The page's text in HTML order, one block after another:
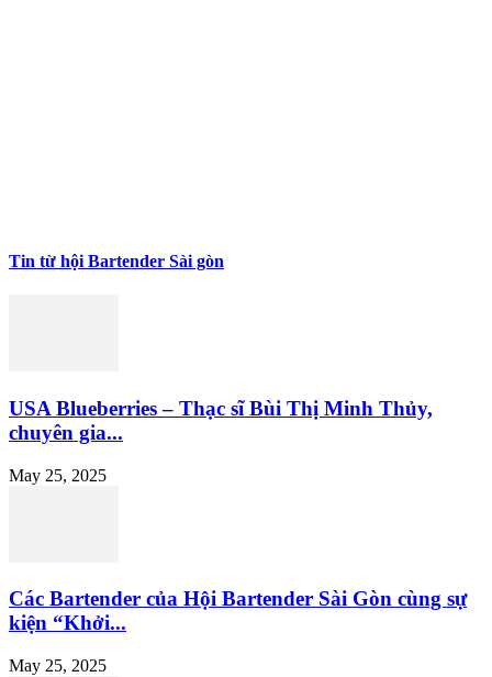
Tin từ hội Bartender Sài gòn
USA Blueberries – Thạc sĩ Bùi Thị Minh Thủy,
chuyên gia...
May 25, 2025
Các Bartender của Hội Bartender Sài Gòn cùng sự
kiện “Khởi...
May 25, 2025